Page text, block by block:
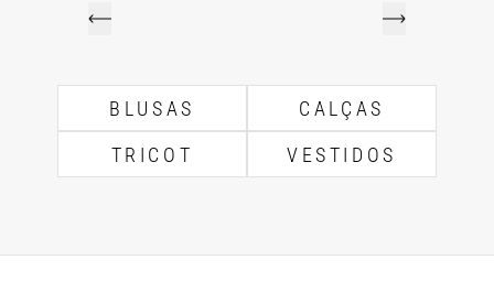
BLUSAS
CALÇAS
TRICOT
VESTIDOS